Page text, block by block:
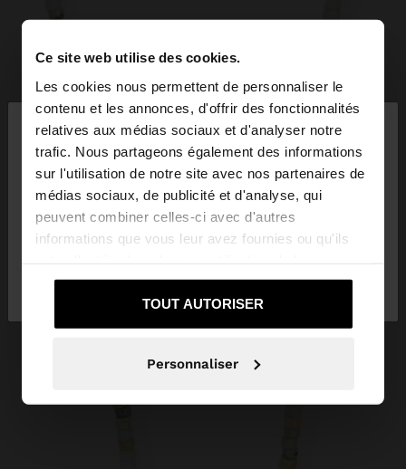
Ce site web utilise des cookies.
Les cookies nous permettent de personnaliser le
contenu et les annonces, d'offrir des fonctionnalités
relatives aux médias sociaux et d'analyser notre
trafic. Nous partageons également des informations
sur l'utilisation de notre site avec nos partenaires de
médias sociaux, de publicité et d'analyse, qui
peuvent combiner celles-ci avec d'autres
informations que vous leur avez fournies ou qu'ils
services.
TOUT AUTORISER
Personnaliser
bonjour ×
Vous accédez au site depuis Luxembourg. Voulez-
vous parcourir notre site au United States?